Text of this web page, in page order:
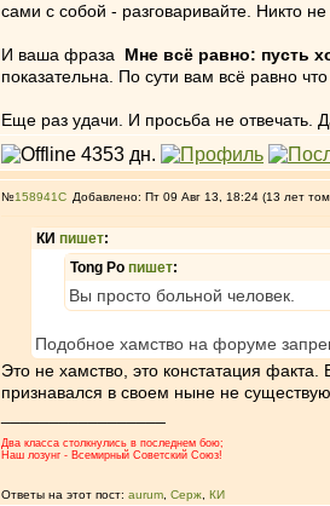
сами с собой - разговаривайте. Никто
И ваша фраза Мне всё равно: пусть
показательна. По сути вам всё равно
Еще раз удачи. И просьба не отвечать.
№158941 Добавлено: Пт 09 Авг 13, 18:24 (13 лет
КИ пишет:
Tong Po пишет:
Вы просто больной человек.
Подобное хамство на форуме
Это не хамство, это констатация
признавался в своем ныне не
Два класса столкнулись в последнем бою;
Наш лозунг - Всемирный Советский Союз!
Ответы на этот пост: aurum Серж КИ